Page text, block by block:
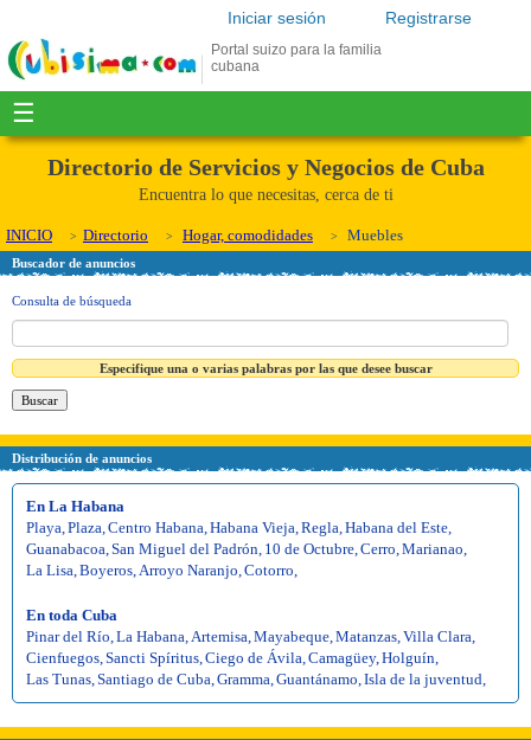
Registrarse
Iniciar sesión
Portal suizo para la familia
cubana
☰
Directorio de Servicios y Negocios de Cuba
Encuentra lo que necesitas, cerca de ti
INICIO Directorio Hogar, comodidades Muebles
Buscador de anuncios
Consulta de búsqueda
Especifique una o varias palabras por las que desee buscar
Distribución de anuncios
En La Habana
Playa Plaza Centro Habana Habana Vieja Regla Habana del Este
Guanabacoa San Miguel del Padrón 10 de Octubre Cerro Marianao
La Lisa Boyeros Arroyo Naranjo Cotorro
En toda Cuba
Pinar del Río La Habana Artemisa Mayabeque Matanzas Villa Clara
Cienfuegos Sancti Spíritus Ciego de Ávila Camagüey, Holguín
Las Tunas Santiago de Cuba Gramma Guantánamo Isla de la juventud